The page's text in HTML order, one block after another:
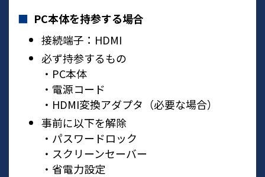
PC本体を持参する場合
接続端子：HDMI
必ず持参するもの
・PC本体
・電源コード
・HDMI変換アダプタ（必要な場合）
事前に以下を解除
・パスワードロック
・スクリーンセーバー
・省電力設定